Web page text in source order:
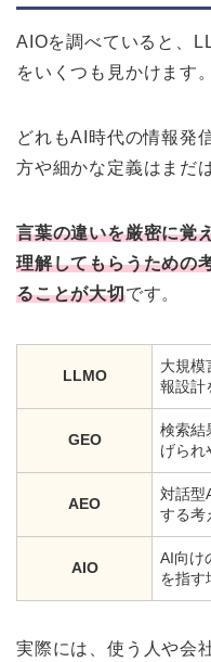
AIOを調べていると、
をいくつも見かけます。
どれもAI時代の情報発
方や細かな定義はまだ
言葉の違いを厳密に覚
理解してもらうための
ることが大切です。
LLMO
大規模
報設計
GEO
検索結
げられ
AEO
対話型
する考
AIO
AI向け
を指す
実際には、使う人や会